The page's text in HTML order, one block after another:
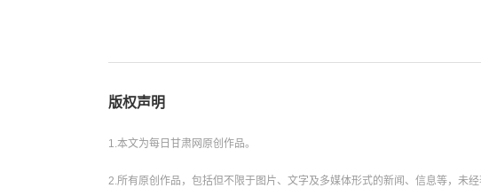
版权声明
1.本文为每日甘肃网原创作品。
2.所有原创作品，包括但不限于图片、文字及多媒体形式的新闻、信息等，未